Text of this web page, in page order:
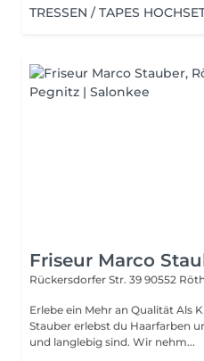
TRESSEN / TAPES
Friseur Marco
Rückersdorfer Str. 39 90552
Erlebe ein Mehr an Qualität Als Kund*in bei Friseur Marco
Stauber erlebst du Haarfarben
und langlebig sind. Wir nehm...